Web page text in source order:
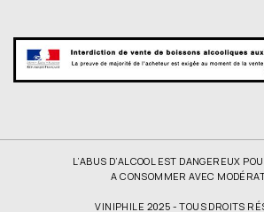
L’ABUS D’ALCOOL EST DANGEREUX
A CONSOMMER AVEC
VINIPHILE 2025 - TOUS DROITS